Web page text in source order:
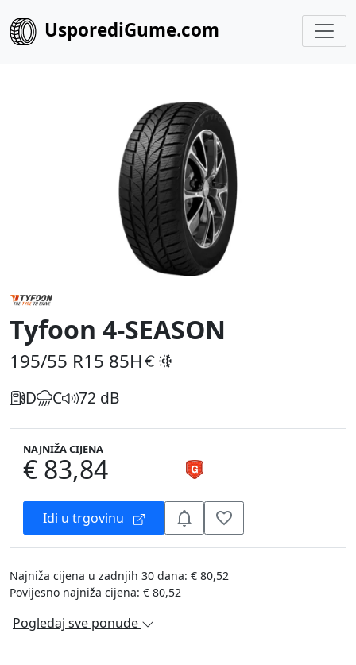
UsporediGume.com
Tyfoon 4-SEASON
195/55 R15 85H
D C 72 dB
NAJNIŽA CIJENA
€ 83,84
Idi u trgovinu
Najniža cijena u zadnjih 30 dana: € 80,52
Povijesno najniža cijena: € 80,52
Pogledaj sve ponude